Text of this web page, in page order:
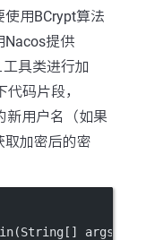
使用BCrypt算法
Nacos提供
工具类进行加
码片段，
新用户名（如果
取加密后的密
(String [] args